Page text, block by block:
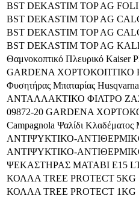
BST DEKASTIM TOP AG
BST DEKASTIM TOP AG
BST DEKASTIM TOP AG
BST DEKASTIM TOP AG
Θαμνοκοπτικό Πλευρικό Kaiser
GARDENA ΧΟΡΤΟΚΟΠΤΙΚΟ
Φυσητήρας Μπαταρίας
ΑΝΤΑΛΛΑΚΤΙΚΟ ΦΙΛΤΡΟ
09872-20 GARDENA
Campagnola Ψαλίδι
ΑΝΤΙΨΥΚΤΙΚΟ-
ΑΝΤΙΨΥΚΤΙΚΟ-
ΨΕΚΑΣΤΗΡΑΣ MATABI Ε15
ΚΟΛΛΑ TREE PROTECT 5KG
ΚΟΛΛΑ TREE PROTECT 1KG